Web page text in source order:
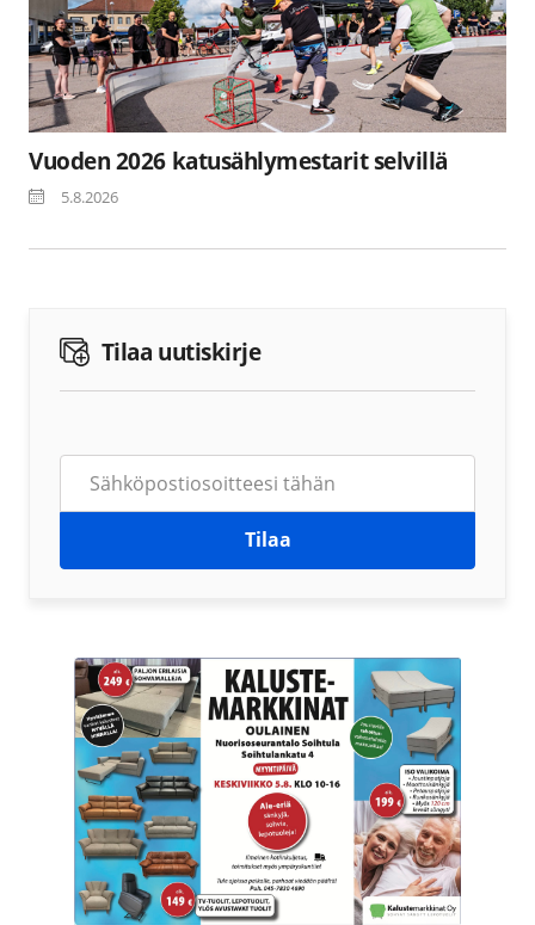
Vuoden 2026 katusählymestarit selvillä
5.8.2026
Tilaa uutiskirje
Tilaa